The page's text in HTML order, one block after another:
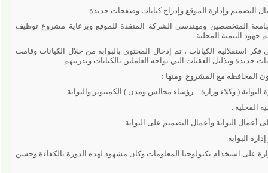
المتخصصين ومهندسي الشركة المنفذة للموقع وبرعاية مشروع توظيف
التنمية المحلية.
استقلالية الكيانات ، تم إدخال المحتوى بالبوابة من خلال الكيانات وقامت
وتذليل العقبات التي تواجه العاملين بالكيانات وتدريبهم.
مع المشروع ومنها :
.
.
البوابة وأعمال التصميم على البوابة
وزارة على استخدام تكنولوجيا المعلومات وكان مشهود لهذه الدورة بالكفاءة وحسن